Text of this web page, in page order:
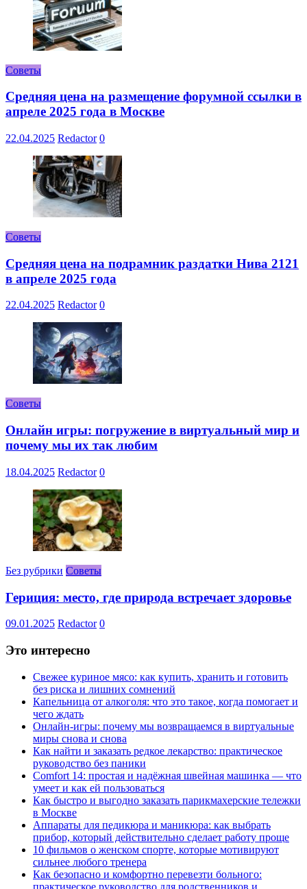
Советы
Средняя цена на размещение форумной ссылки в
апреле 2025 года в Москве
22.04.2025 Redactor 0
Советы
Средняя цена на подрамник раздатки Нива 2121
в апреле 2025 года
22.04.2025 Redactor 0
Советы
Онлайн игры: погружение в виртуальный мир и
почему мы их так любим
18.04.2025 Redactor 0
Без рубрики Советы
Гериция: место, где природа встречает здоровье
09.01.2025 Redactor 0
Это интересно
Свежее куриное мясо: как купить, хранить и готовить
без риска и лишних сомнений
Капельница от алкоголя: что это такое, когда помогает и
чего ждать
Онлайн-игры: почему мы возвращаемся в виртуальные
миры снова и снова
Как найти и заказать редкое лекарство: практическое
руководство без паники
Comfort 14: простая и надёжная швейная машинка — что
умеет и как ей пользоваться
Как быстро и выгодно заказать парикмахерские тележки
в Москве
Аппараты для педикюра и маникюра: как выбрать
прибор, который действительно сделает работу проще
10 фильмов о женском спорте, которые мотивируют
сильнее любого тренера
Как безопасно и комфортно перевезти больного:
практическое руководство для родственников и